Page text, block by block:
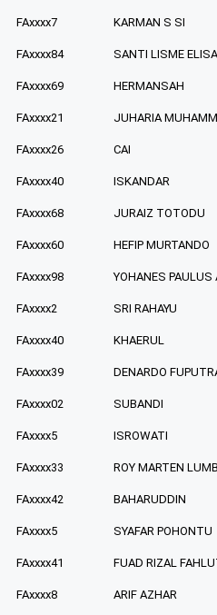
FAxxxx7 KARMAN S SI
FAxxxx84 SANTI LISME
FAxxxx69 HERMANSAH
FAxxxx21 JUHARIA
FAxxxx26 CAI
FAxxxx40 ISKANDAR
FAxxxx68 JURAIZ TOTODU
FAxxxx60 HEFIP MURTANDO
FAxxxx98 YOHANES PAULUS
FAxxxx2 SRI RAHAYU
FAxxxx40 KHAERUL
FAxxxx39 DENARDO
FAxxxx02 SUBANDI
FAxxxx5 ISROWATI
FAxxxx33 ROY MARTEN
FAxxxx42 BAHARUDDIN
FAxxxx5 SYAFAR POHONTU
FAxxxx41 FUAD RIZAL
FAxxxx8 ARIF AZHAR